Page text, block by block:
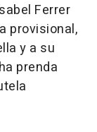
Ferrer
provisional,
y a su
prenda